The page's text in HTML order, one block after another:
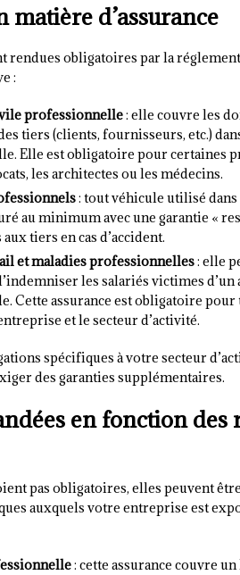
matière d’assurance
rendues obligatoires par la
:
professionnelle: elle couvre les
tiers (clients, fournisseurs, etc.)
Elle est obligatoire pour certaines
les architectes ou les médecins.
: tout véhicule utilisé dans
au minimum avec une garantie «
tiers en cas d’accident.
et maladies professionnelles: elle
les salariés victimes
Cette assurance est obligatoire
et le secteur d’activité.
spécifiques à votre secteur
des garanties supplémentaires.
en fonction des
pas obligatoires, elles peuvent
auxquels votre entreprise est
: cette assurance couvre